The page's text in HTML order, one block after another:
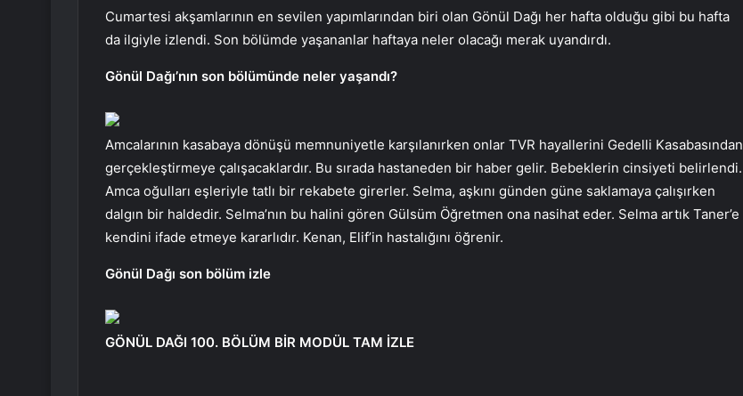
Cumartesi akşamlarının en sevilen yapımlarından biri olan Gönül Dağı her hafta olduğu gibi bu hafta
da ilgiyle izlendi. Son bölümde yaşananlar haftaya neler olacağı merak uyandırdı.
Gönül Dağı’nın son bölümünde neler yaşandı?
Amcalarının kasabaya dönüşü memnuniyetle karşılanırken onlar TVR hayallerini Gedelli Kasabasından
gerçekleştirmeye çalışacaklardır. Bu sırada hastaneden bir haber gelir. Bebeklerin cinsiyeti belirlendi.
Amca oğulları eşleriyle tatlı bir rekabete girerler. Selma, aşkını günden güne saklamaya çalışırken
dalgın bir haldedir. Selma’nın bu halini gören Gülsüm Öğretmen ona nasihat eder. Selma artık Taner’e
kendini ifade etmeye kararlıdır. Kenan, Elif’in hastalığını öğrenir.
Gönül Dağı son bölüm izle
GÖNÜL DAĞI 100. BÖLÜM BİR MODÜL TAM İZLE